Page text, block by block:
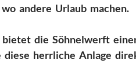
wo  andere  Urlaub  machen.
bietet  die  Söhnelwerft
diese  herrliche  Anlage